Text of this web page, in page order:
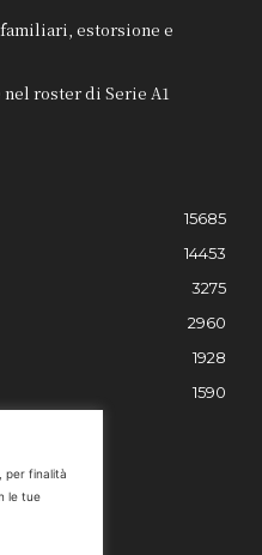
estorsione e
nel roster di Serie A1
15685
14453
3275
2960
1928
1590
per finalità
le tue